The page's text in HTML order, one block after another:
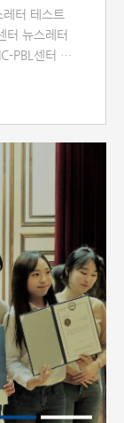
을 위한
콘테스트」
. 교수님 및
레터 테스트
터 뉴스레터
PBL센터 뉴
트 입니
. IC-PBL센터
입니다. IC-
테스트 입
뉴스레터 테
센터 뉴스
다.